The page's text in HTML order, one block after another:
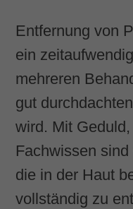
Entfernung von
ein
mehreren
gut
wird. Mit
Fachwissen
die in der Haut
vollständig zu